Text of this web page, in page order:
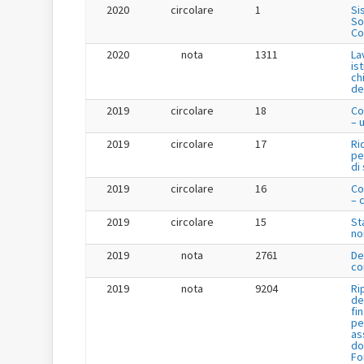
2020
circolare 1
2020
nota 1311
2019
circolare 18
–
2019
circolare 17
di
2019
circolare 16
–
2019
circolare 15
2019
nota 2761
2019
nota 9204